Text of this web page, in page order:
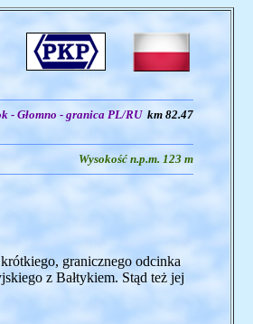
- Głomno - granica PL/RU km 82.47
Wysokość n.p.m. 123 m
granicznego odcinka
z Bałtykiem. Stąd też jej